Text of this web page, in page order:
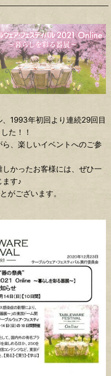
1993年初回より連続29回目
た！！
、楽しいイベントへのご参
かったお客様には、ぜひ一
す♪
がございます。